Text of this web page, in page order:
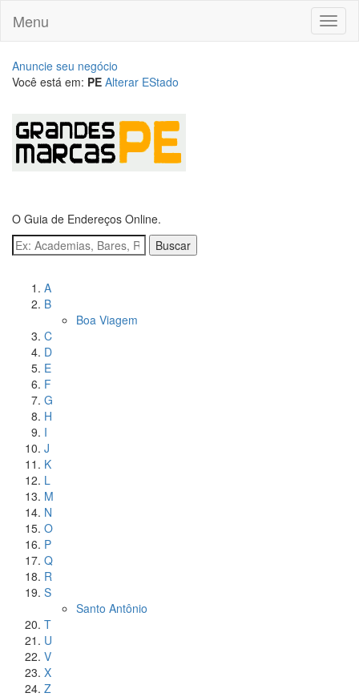
Menu
Anuncie seu negócio
Você está em: PE Alterar EStado
O Guia de Endereços Online.
Buscar
A
B
Boa Viagem
C
D
E
F
G
H
I
J
K
L
M
N
O
P
Q
R
S
Santo Antônio
T
U
V
X
Z